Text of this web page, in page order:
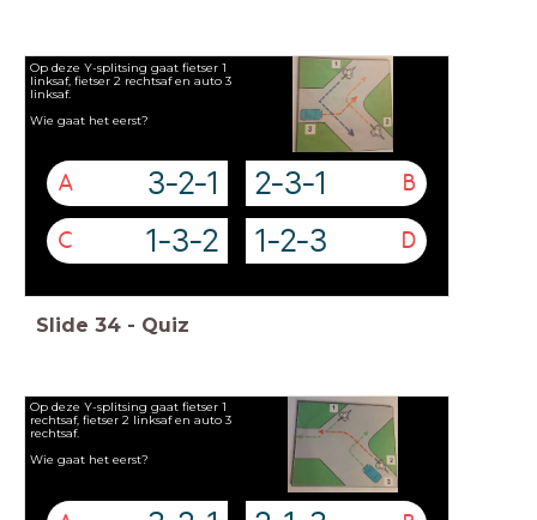
Op deze Y-splitsing gaat fietser 1
linksaf, fietser 2 rechtsaf en auto 3
linksaf.
Wie gaat het eerst?
A 3-2-1 B
2-3-1
C 1-3-2 D
1-2-3
Slide 34 - Quiz
Op deze Y-splitsing gaat fietser 1
rechtsaf, fietser 2 linksaf en auto 3
rechtsaf.
Wie gaat het eerst?